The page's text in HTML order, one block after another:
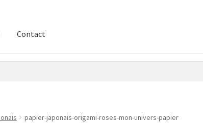
Contact
papier-japonais-origami-roses-mon-univers-papier